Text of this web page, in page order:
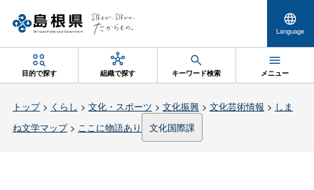
Language
目的で探す 組織で探す キーワード検索 メニュー
トップ> くらし > 文化・スポーツ > 文化振興> 文化芸術情報 > しま
ね文学マップ> ここに物語あり 文化国際課